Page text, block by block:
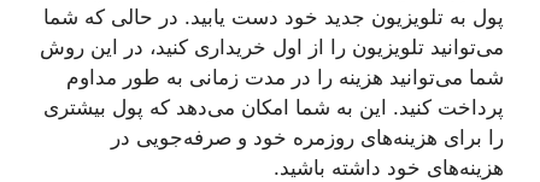
پول به تلویزیون جدید خود دست یابید. در حالی که شما
می‌توانید تلویزیون را از اول خریداری کنید، در این روش
شما می‌توانید هزینه را در مدت زمانی به طور مداوم
پرداخت کنید. این به شما امکان می‌دهد که پول بیشتری
را برای هزینه‌های روزمره خود و صرفه‌جویی در
هزینه‌های خود داشته باشید.